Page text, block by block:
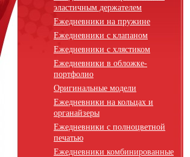
эластичным держателем
Ежедневники на пружине
Ежедневники с клапаном
Ежедневники с хлястиком
Ежедневники в обложке-
портфолио
Оригинальные модели
Ежедневники на кольцах и
органайзеры
Ежедневники с полноцветной
печатью
Ежедневники комбинированные